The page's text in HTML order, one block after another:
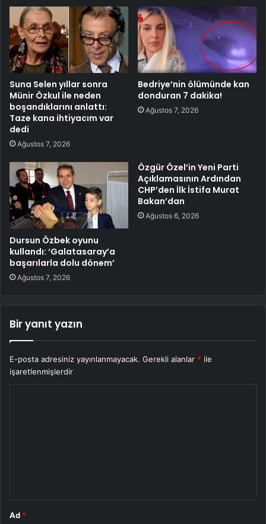
Suna Selen yıllar sonra
Münir Özkul ile neden
boşandıklarını anlattı:
Taze kana ihtiyacım var
dedi
Ağustos 7, 2026
Bedriye’nin ölümünde kan
donduran 7 dakika!
Ağustos 7, 2026
Dursun Özbek oyunu
kullandı: ‘Galatasaray’a
başarılarla dolu dönem’
Ağustos 7, 2026
Özgür Özel’in Yeni Parti
Açıklamasının Ardından
CHP’den İlk İstifa Murat
Bakan’dan
Ağustos 6, 2026
Bir yanıt yazın
E-posta adresiniz yayınlanmayacak. Gerekli alanlar * ile
işaretlenmişlerdir
Ad *